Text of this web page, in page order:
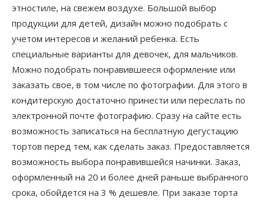
этностиле, на свежем воздухе. Большой выбор
продукции для детей, дизайн можно подобрать с
учетом интересов и желаний ребенка. Есть
специальные варианты для девочек, для мальчиков.
Можно подобрать понравившееся оформление или
заказать свое, в том числе по фотографии. Для этого в
кондитерскую достаточно принести или переслать по
электронной почте фотографию. Сразу на сайте есть
возможность записаться на бесплатную дегустацию
тортов перед тем, как сделать заказ. Предоставляется
возможность выбора понравившейся начинки. Заказ,
оформленный на 20 и более дней раньше выбранного
срока, обойдется на 3 % дешевле. При заказе торта